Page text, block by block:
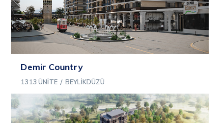
Demir Country
1313 ÜNITE / BEYLIKDÜZÜ